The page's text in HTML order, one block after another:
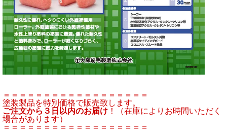
＝＝＝＝＝＝＝＝＝＝＝＝＝＝＝＝＝＝
塗装製品を特別価格で販売致します。
ご注文から３日以内のお届け ！（在庫によりお時間いただく
場合があります）
＝＝＝＝＝＝＝＝＝＝＝＝＝＝＝＝＝＝